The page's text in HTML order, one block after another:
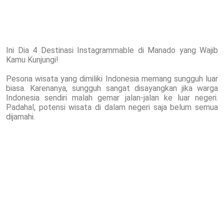
Ini Dia 4 Destinasi Instagrammable di Manado yang Wajib
Kamu Kunjungi!
Pesona wisata yang dimiliki Indonesia memang sungguh luar
biasa. Karenanya, sungguh sangat disayangkan jika warga
Indonesia sendiri malah gemar jalan-jalan ke luar negeri.
Padahal, potensi wisata di dalam negeri saja belum semua
dijamahi.